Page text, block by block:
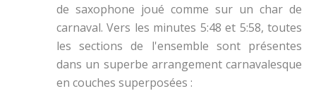
de saxophone joué comme sur un char de
carnaval. Vers les minutes 5:48 et 5:58, toutes
les sections de l'ensemble sont présentes
dans un superbe arrangement carnavalesque
en couches superposées :